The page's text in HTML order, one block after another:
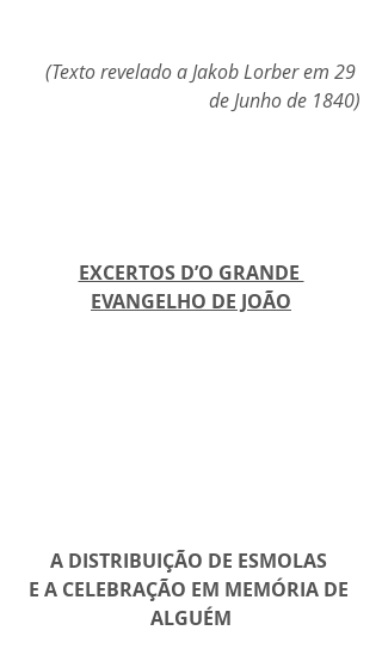
(Texto revelado a Jakob Lorber em 29
de Junho de 1840)
EXCERTOS D’O GRANDE
EVANGELHO DE JOÃO
A DISTRIBUIÇÃO DE ESMOLAS
E A CELEBRAÇÃO EM MEMÓRIA DE
ALGUÉM